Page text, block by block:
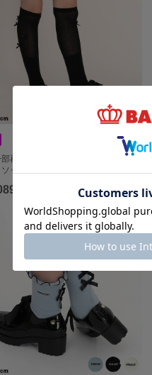
再販 PINKHUNT 履き口ルーズニ
ックス 1…